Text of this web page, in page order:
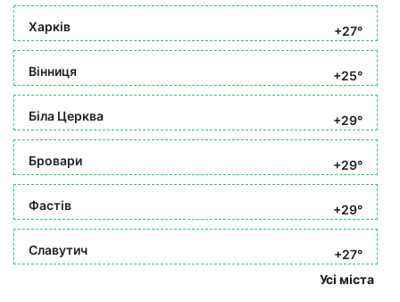
Харків +27°
Вінниця +25°
Біла Церква +29°
Бровари +29°
Фастів +29°
Славутич
+27°
Усі міста